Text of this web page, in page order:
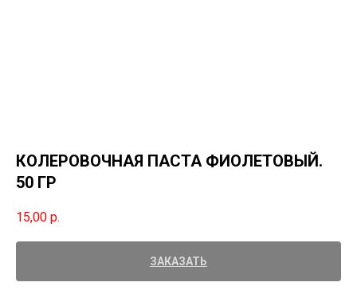
КОЛЕРОВОЧНАЯ ПАСТА ФИОЛЕТОВЫЙ.
50 ГР
15,00 р.
ЗАКАЗАТЬ